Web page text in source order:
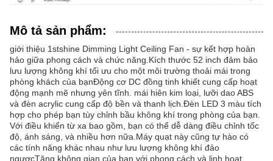
Mô tả sản phẩm:
giới thiệu 1stshine Dimming Light Ceiling Fan - sự kết hợp hoàn
hảo giữa phong cách và chức năng.Kích thước 52 inch đảm bảo
lưu lượng không khí tối ưu cho một môi trường thoải mái trong
phòng khách của bạnĐộng cơ DC đồng tinh khiết cung cấp hoạt
động mạnh mẽ nhưng yên tĩnh. mái hiên kim loại, lưỡi dao ABS
và đèn acrylic cung cấp độ bền và thanh lịch.Đèn LED 3 màu tích
hợp cho phép bạn tùy chỉnh bầu không khí trong phòng của bạn.
Với điều khiển từ xa bao gồm, bạn có thể dễ dàng điều chỉnh tốc
độ, ánh sáng, và nhiều hơn nữa.Máy quạt này cũng tự hào có
các tính năng khác nhau như lưu lượng không khí đảo
ngượcTăng không gian của bạn với phong cách và linh hoạt